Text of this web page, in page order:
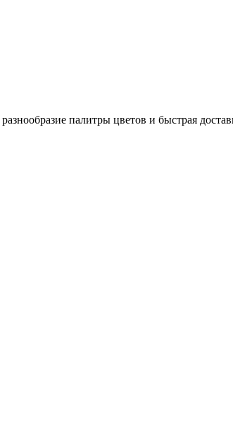
палитры цветов и быстрая